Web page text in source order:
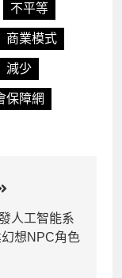
不平等
商業模式
減少
保障網
人工智能系
想NPC角色